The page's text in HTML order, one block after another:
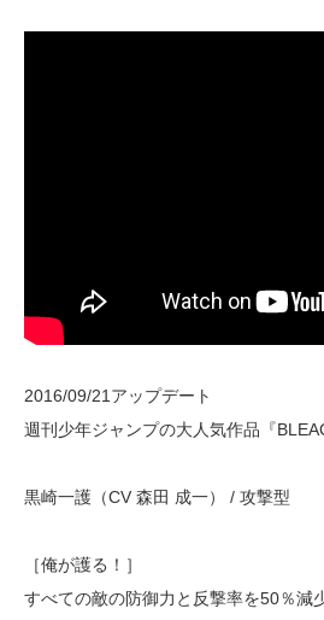
2016/09/21アップデート
週刊少年ジャンプの大人気作品『
黒崎一護（CV 森田 成一） / 攻撃型
［俺が護る！］
すべての敵の防御力と反撃率を50％減